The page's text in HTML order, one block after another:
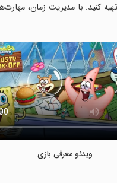
کنید. با مدیریت زمان،
ویدئو معرفی بازی